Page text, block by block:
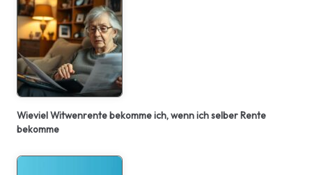
Wieviel Witwenrente bekomme ich, wenn ich selber Rente
bekomme